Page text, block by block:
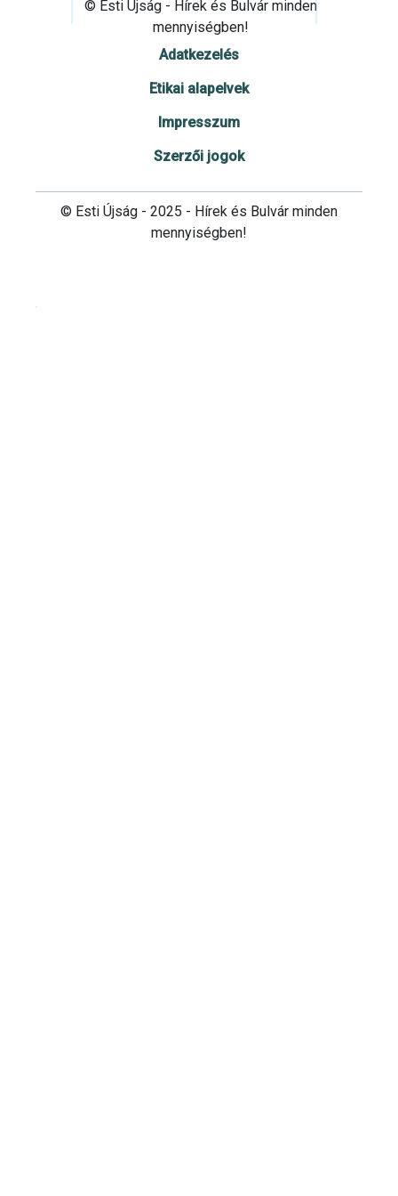
© Esti Újság - Hírek és Bulvár minden
mennyiségben!
Adatkezelés
Etikai alapelvek
Impresszum
Szerzői jogok
© Esti Újság - 2025 - Hírek és Bulvár minden
mennyiségben!